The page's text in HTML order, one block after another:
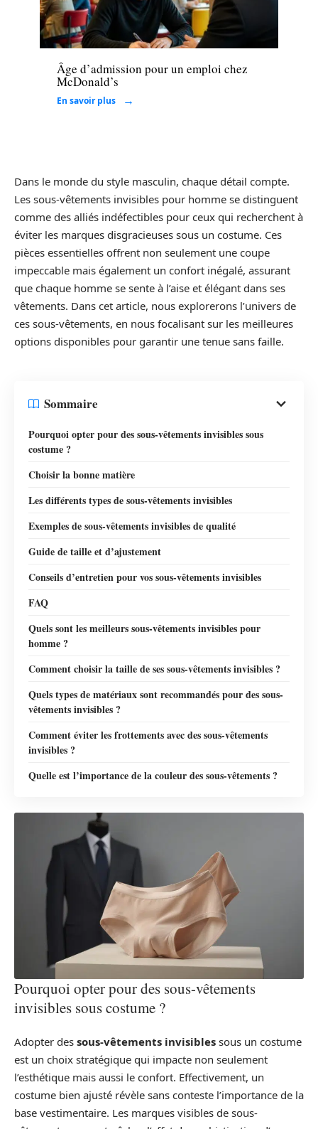
Entreprise
Âge d’admission pour un emploi chez
McDonald’s
En savoir plus
Dans le monde du style masculin, chaque détail compte.
Les sous-vêtements invisibles pour homme se distinguent
comme des alliés indéfectibles pour ceux qui recherchent à
éviter les marques disgracieuses sous un costume. Ces
pièces essentielles offrent non seulement une coupe
impeccable mais également un confort inégalé, assurant
que chaque homme se sente à l’aise et élégant dans ses
vêtements. Dans cet article, nous explorerons l’univers de
ces sous-vêtements, en nous focalisant sur les meilleures
options disponibles pour garantir une tenue sans faille.
Sommaire
Pourquoi opter pour des sous-vêtements invisibles sous
costume ?
Choisir la bonne matière
Les différents types de sous-vêtements invisibles
Exemples de sous-vêtements invisibles de qualité
Guide de taille et d’ajustement
Conseils d’entretien pour vos sous-vêtements invisibles
FAQ
Quels sont les meilleurs sous-vêtements invisibles pour
homme ?
Comment choisir la taille de ses sous-vêtements invisibles ?
Quels types de matériaux sont recommandés pour des sous-
vêtements invisibles ?
Comment éviter les frottements avec des sous-vêtements
invisibles ?
Quelle est l’importance de la couleur des sous-vêtements ?
Pourquoi opter pour des sous-vêtements
invisibles sous costume ?
Adopter des sous-vêtements invisibles sous un costume
est un choix stratégique qui impacte non seulement
l’esthétique mais aussi le confort. Effectivement, un
costume bien ajusté révèle sans conteste l’importance de la
base vestimentaire. Les marques visibles de sous-